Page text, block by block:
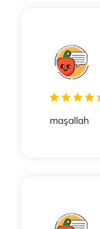
maşallah